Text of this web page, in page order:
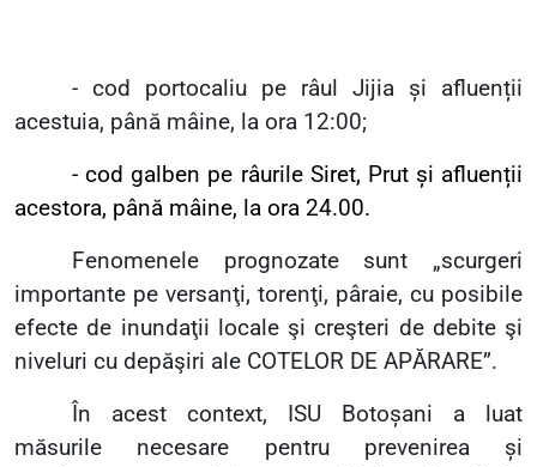
- cod portocaliu pe râul Jijia și afluenții
acestuia, până mâine, la ora 12:00;
- cod galben pe râurile Siret, Prut și afluenții
acestora, până mâine, la ora 24.00.
Fenomenele prognozate sunt „scurgeri
importante pe versanţi, torenţi, pâraie, cu posibile
efecte de inundaţii locale şi creşteri de debite şi
niveluri cu depăşiri ale COTELOR DE APĂRARE”.
În acest context, ISU Botoșani a luat
măsurile necesare pentru prevenirea și